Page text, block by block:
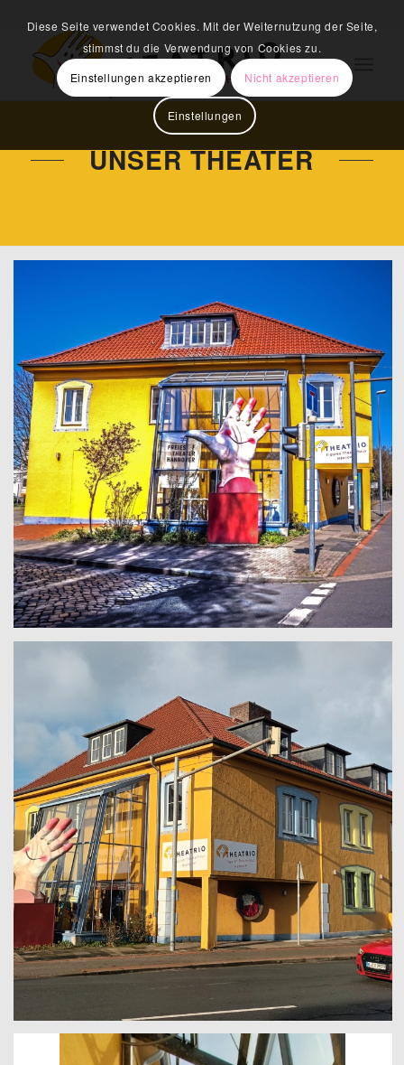
UNSER THEATER
Diese Seite verwendet Cookies. Mit der Weiternutzung der Seite,
stimmst du die Verwendung von Cookies zu.
Einstellungen akzeptieren
Nicht akzeptieren
Einstellungen